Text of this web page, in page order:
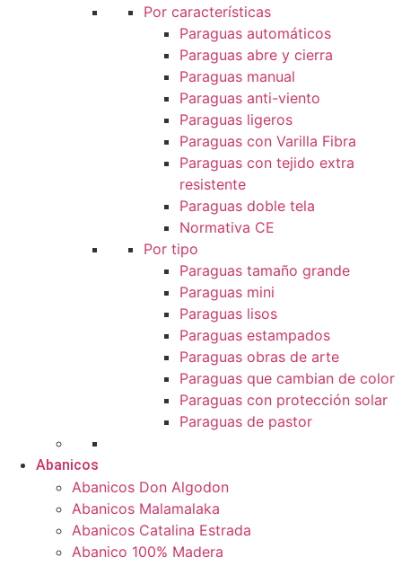
Por características
Paraguas automáticos
Paraguas abre y cierra
Paraguas manual
Paraguas anti-viento
Paraguas ligeros
Paraguas con Varilla Fibra
Paraguas con tejido extra
resistente
Paraguas doble tela
Normativa CE
Por tipo
Paraguas tamaño grande
Paraguas mini
Paraguas lisos
Paraguas estampados
Paraguas obras de arte
Paraguas que cambian de color
Paraguas con protección solar
Paraguas de pastor
Abanicos
Abanicos Don Algodon
Abanicos Malamalaka
Abanicos Catalina Estrada
Abanico 100% Madera